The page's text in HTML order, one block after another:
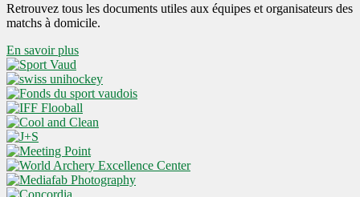
Retrouvez tous les documents utiles aux équipes et organisateurs des
matchs à domicile.
En savoir plus